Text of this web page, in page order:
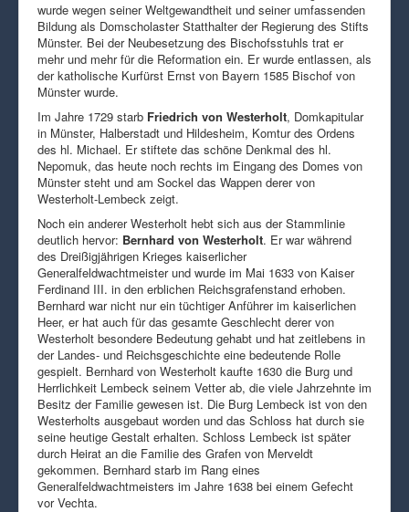
wurde wegen seiner Weltgewandtheit und seiner umfassenden
Bildung als Domscholaster Statthalter der Regierung des Stifts
Münster. Bei der Neubesetzung des Bischofsstuhls trat er
mehr und mehr für die Reformation ein. Er wurde entlassen, als
der katholische Kurfürst Ernst von Bayern 1585 Bischof von
Münster wurde.
Im Jahre 1729 starb Friedrich von Westerholt, Domkapitular
in Münster, Halberstadt und Hildesheim, Komtur des Ordens
des hl. Michael. Er stiftete das schöne Denkmal des hl.
Nepomuk, das heute noch rechts im Eingang des Domes von
Münster steht und am Sockel das Wappen derer von
Westerholt-Lembeck zeigt.
Noch ein anderer Westerholt hebt sich aus der Stammlinie
deutlich hervor: Bernhard von Westerholt. Er war während
des Dreißigjährigen Krieges kaiserlicher
Generalfeldwachtmeister und wurde im Mai 1633 von Kaiser
Ferdinand III. in den erblichen Reichsgrafenstand erhoben.
Bernhard war nicht nur ein tüchtiger Anführer im kaiserlichen
Heer, er hat auch für das gesamte Geschlecht derer von
Westerholt besondere Bedeutung gehabt und hat zeitlebens in
der Landes- und Reichsgeschichte eine bedeutende Rolle
gespielt. Bernhard von Westerholt kaufte 1630 die Burg und
Herrlichkeit Lembeck seinem Vetter ab, die viele Jahrzehnte im
Besitz der Familie gewesen ist. Die Burg Lembeck ist von den
Westerholts ausgebaut worden und das Schloss hat durch sie
seine heutige Gestalt erhalten. Schloss Lembeck ist später
durch Heirat an die Familie des Grafen von Merveldt
gekommen. Bernhard starb im Rang eines
Generalfeldwachtmeisters im Jahre 1638 bei einem Gefecht
vor Vechta.